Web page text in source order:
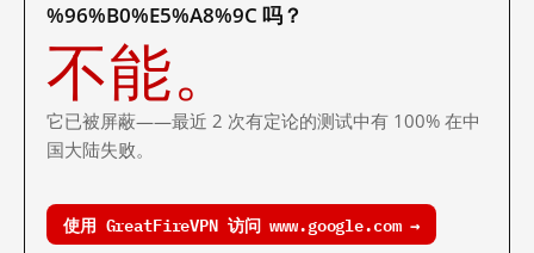
%96%B0%E5%A8%9C 吗？
不能。
它已被屏蔽——最近 2 次有定论的测试中有 100% 在中
国大陆失败。
使用 GreatFireVPN 访问 www.google.com →